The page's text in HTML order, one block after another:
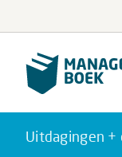
Uitdagingen +